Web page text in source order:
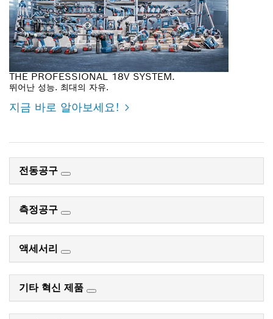
THE PROFESSIONAL 18V SYSTEM.
뛰어난 성능. 최대의 자유.
지금 바로 알아보세요!
전동공구
측정공구
액세서리
기타 혁신 제품